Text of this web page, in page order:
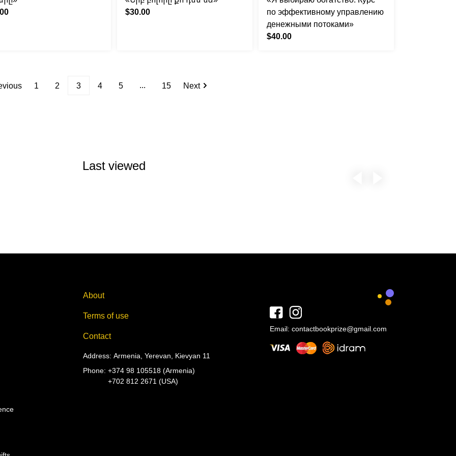
$30.00
по эффективному управлению
денежными потоками»
$40.00
1 2 3 4 5 ... 15 Next
Last viewed
About
Terms of use
Contact
Address: Armenia, Yerevan, Kievyan 11
Phone: +374 98 105518 (Armenia)
+702 812 2671 (USA)
Email: contactbookprize@gmail.com